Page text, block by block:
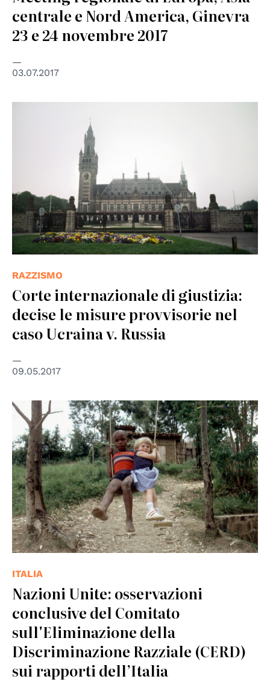
centrale e Nord America, Ginevra
23 e 24 novembre 2017
03.07.2017
RAZZISMO
Corte internazionale di giustizia:
decise le misure provvisorie nel
caso Ucraina v. Russia
09.05.2017
© UNESCO
ITALIA
Nazioni Unite: osservazioni
conclusive del Comitato
sull'Eliminazione della
Discriminazione Razziale (CERD)
sui rapporti dell’Italia